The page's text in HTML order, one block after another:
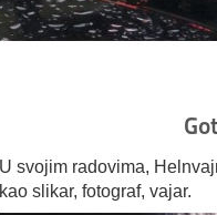
U svojim radovima,
kao slikar, fotograf, vajar.